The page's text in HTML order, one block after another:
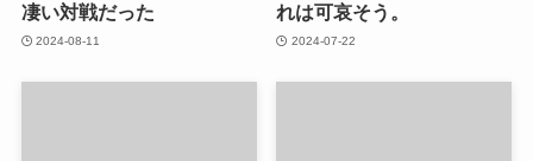
凄い対戦だった
2024-08-11
れは可哀そう。
2024-07-22